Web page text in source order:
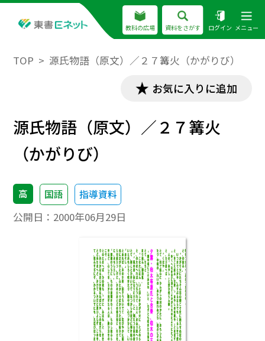
教科の広場 資料をさがす ログイン メニュー
TOP 源氏物語（原文）／２７篝火（かがりび）
お気に入りに追加
源氏物語（原文）／２７篝火
（かがりび）
高 国語 指導資料
公開日： 2000年06月29日